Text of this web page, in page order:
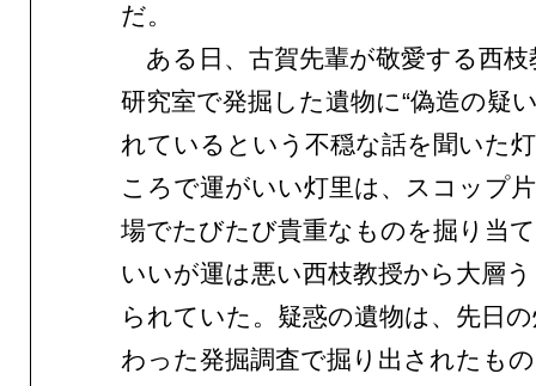
だ。
ある日、古賀先輩が敬愛する西枝
研究室で発掘した遺物に“偽造の疑
れているという不穏な話を聞いた
ころで運がいい灯里は、スコップ
場でたびたび貴重なものを掘り当
いいが運は悪い西枝教授から大層
られていた。疑惑の遺物は、先日
わった発掘調査で掘り出されたも